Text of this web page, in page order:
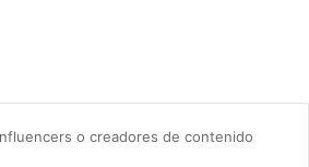
o creadores de contenido